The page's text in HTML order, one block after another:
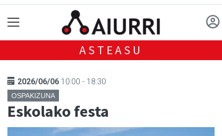
ASTEASU
2026/06/06 10:00 - 18:30
OSPAKIZUNA
Eskolako festa